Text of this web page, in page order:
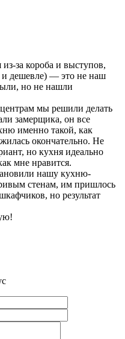
за короба и выступов,
и дешевле) — это не наш
но не нашли
мы решили делать
замерщика, он все
именно такой, как
окончательно. Не
но кухня идеально
мне нравится.
нашу кухню-
стенам, им пришлось
но результат